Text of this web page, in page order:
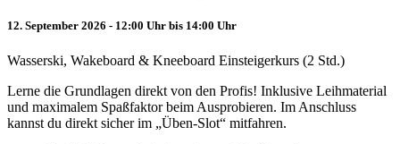
12. September 2026 - 12:00 Uhr bis 14:00 Uhr
Wasserski, Wakeboard & Kneeboard Einsteigerkurs (2 Std.)
Lerne die Grundlagen direkt von den Profis! Inklusive Leihmaterial
und maximalem Spaßfaktor beim Ausprobieren. Im Anschluss
kannst du direkt sicher im „Üben-Slot“ mitfahren.